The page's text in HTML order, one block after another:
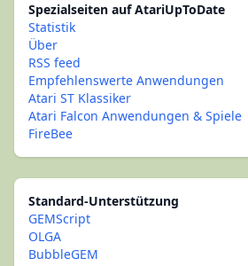
Spezialseiten auf AtariUpToDate
Statistik
Über
RSS feed
Empfehlenswerte Anwendungen
Atari ST Klassiker
Atari Falcon Anwendungen & Spiele
FireBee
Standard-Unterstützung
GEMScript
OLGA
BubbleGEM